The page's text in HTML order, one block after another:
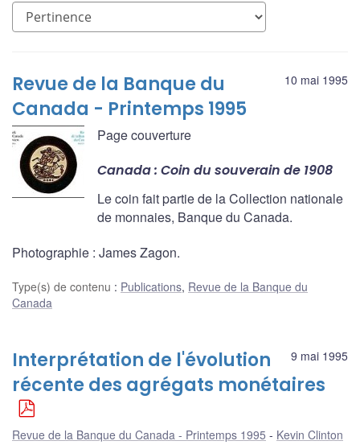
10 mai 1995
Revue de la Banque du
Canada - Printemps 1995
Page couverture
Canada : Coin du souverain de 1908
Le coin fait partie de la Collection nationale
de monnaies, Banque du Canada.
Photographie : James Zagon.
Type(s) de contenu : Publications, Revue de la Banque du
Canada
9 mai 1995
Interprétation de l'évolution
récente des agrégats monétaires
Revue de la Banque du Canada - Printemps 1995 Kevin Clinton